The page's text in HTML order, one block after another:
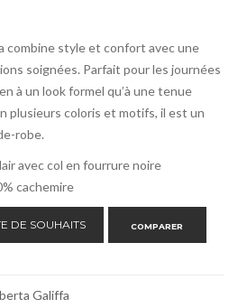
combine style et confort avec une
soignées. Parfait pour les journées
à un look formel qu’à une tenue
plusieurs coloris et motifs, il est un
robe.
avec col en fourrure noire
cachemire
DE SOUHAITS COMPARER
Galiffa